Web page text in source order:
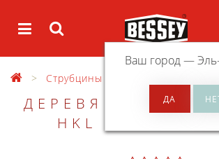
Ваш город —
Струбцины
ДЕРЕВЯННАЯ
HKL BESSEY